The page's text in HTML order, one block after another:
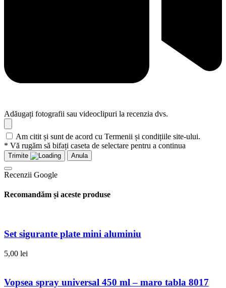
Adăugați fotografii sau videoclipuri la recenzia dvs.
Am citit și sunt de acord cu Termenii și condițiile site-ului.
* Vă rugăm să bifați caseta de selectare pentru a continua
Trimite Anula
Recenzii Google
Recomandăm și aceste produse
Set sigurante plate mini aluminiu
5,00 lei
Vopsea spray universal 450 ml – maro tabla 8017